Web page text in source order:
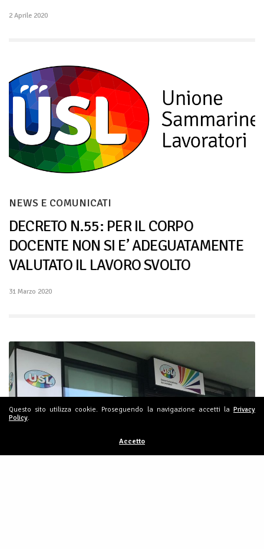
2 Aprile 2020
NEWS E COMUNICATI
DECRETO N.55: PER IL CORPO
DOCENTE NON SI E’ ADEGUATAMENTE
VALUTATO IL LAVORO SVOLTO
31 Marzo 2020
Questo sito utilizza cookie. Proseguendo la navigazione accetti la Privacy
Policy.
Accetto